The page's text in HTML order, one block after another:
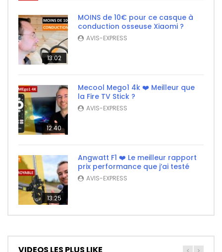
13:02
MOINS de 10€ pour ce casque à
conduction osseuse Xiaomi ?
AVIS-EXPRESS
12:40
Mecool Mego1 4k ❤️ Meilleur que
la Fire TV Stick ?
AVIS-EXPRESS
13:25
Angwatt F1 ❤️ Le meilleur rapport
prix performance que j’ai testé
AVIS-EXPRESS